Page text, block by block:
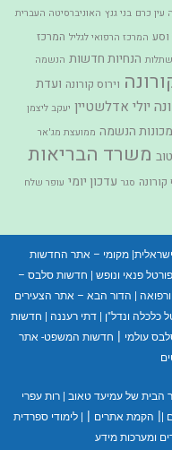
עין כרם בני גנץ האוניברסיטה העברית
וסע המרכז הרפואי לגליל המרכז
הנחיות חדשות הנשמה
וירוס קורונה ועדת
יולי אדלשטיין יעקב ליצמן
מכונות הנשמה ממועצת מג'אר
משרד הבריאות
קורונה סגר עדכון יומי עופר שלח
|מקומי – אתר החדשות
פנאי ונופש
חדשות סלבס –
הדור הבא – אתר הצעירים
כלכלה ונדל"ן דתי רעננה
חדשות
עולמי | חדשות המשפט- אתר
הבית של עמיעד טאוב |רות עפרי
| הקמת אתרים |
לימודי ספרדית